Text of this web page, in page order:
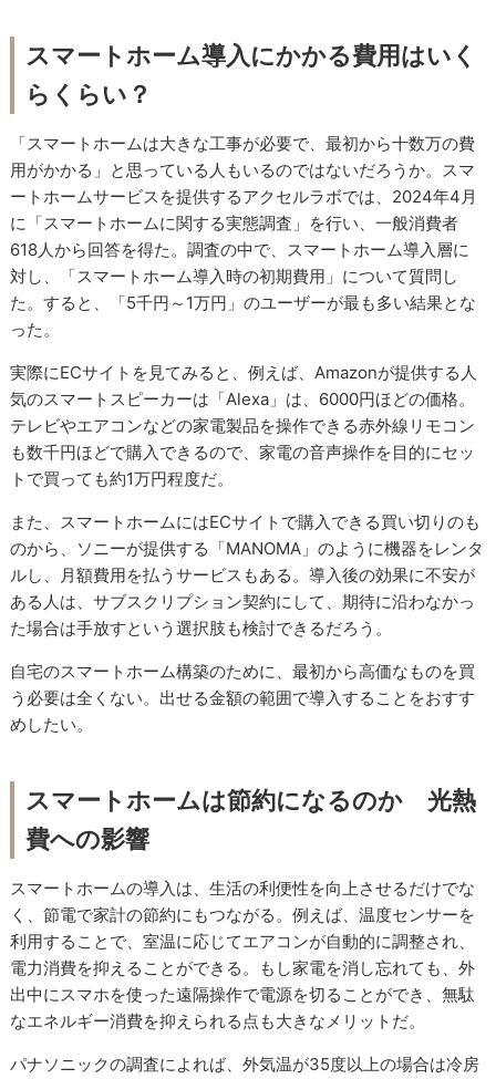
スマートホーム導入にかかる費用はいく
らくらい？
「スマートホームは大きな工事が必要で、最初から十数万の費
用がかかる」と思っている人もいるのではないだろうか。スマ
ートホームサービスを提供するアクセルラボでは、2024年4月
に「スマートホームに関する実態調査」を行い、一般消費者
618人から回答を得た。調査の中で、スマートホーム導入層に
対し、「スマートホーム導入時の初期費用」について質問し
た。すると、「5千円～1万円」のユーザーが最も多い結果とな
った。
実際にECサイトを見てみると、例えば、Amazonが提供する人
気のスマートスピーカーは「Alexa」は、6000円ほどの価格。
テレビやエアコンなどの家電製品を操作できる赤外線リモコン
も数千円ほどで購入できるので、家電の音声操作を目的にセッ
トで買っても約1万円程度だ。
また、スマートホームにはECサイトで購入できる買い切りのも
のから、ソニーが提供する「MANOMA」のように機器をレンタ
ルし、月額費用を払うサービスもある。導入後の効果に不安が
ある人は、サブスクリプション契約にして、期待に沿わなかっ
た場合は手放すという選択肢も検討できるだろう。
自宅のスマートホーム構築のために、最初から高価なものを買
う必要は全くない。出せる金額の範囲で導入することをおすす
めしたい。
スマートホームは節約になるのか 光熱
費への影響
スマートホームの導入は、生活の利便性を向上させるだけでな
く、節電で家計の節約にもつながる。例えば、温度センサーを
利用することで、室温に応じてエアコンが自動的に調整され、
電力消費を抑えることができる。もし家電を消し忘れても、外
出中にスマホを使った遠隔操作で電源を切ることができ、無駄
なエネルギー消費を抑えられる点も大きなメリットだ。
パナソニックの調査によれば、外気温が35度以上の場合は冷房